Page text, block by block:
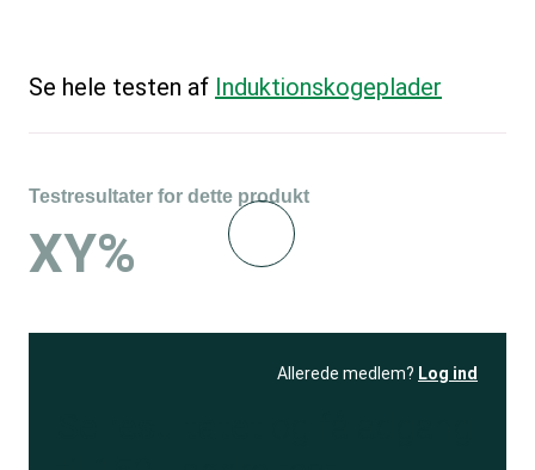
Se hele testen af Induktions­kogeplader
Testresultater for dette produkt
XY%
Allerede medlem? Log ind